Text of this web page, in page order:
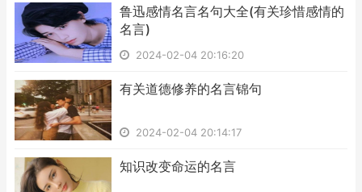
​鲁迅感情名言名句大全(有关珍惜感情的
名言)
2024-02-04 20:16:20
​有关道德修养的名言锦句
2024-02-04 20:14:17
​知识改变命运的名言